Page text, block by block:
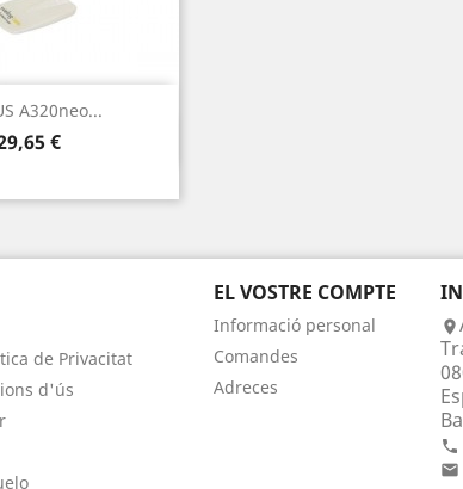
A320neo...
€
ràpida
de Privacitat
d'ús
EL VOSTRE COMPTE
Informació personal
Comandes
Adreces


